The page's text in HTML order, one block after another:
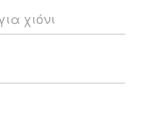
χιόνι